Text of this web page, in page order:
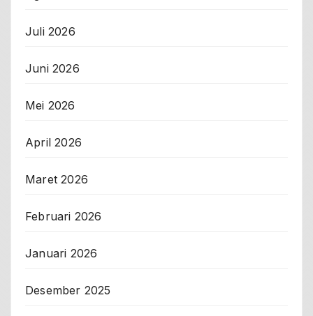
Juli 2026
Juni 2026
Mei 2026
April 2026
Maret 2026
Februari 2026
Januari 2026
Desember 2025